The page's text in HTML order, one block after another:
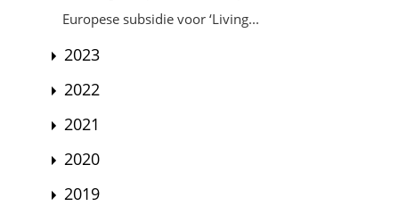
Europese subsidie voor ‘Living...
2023
2022
2021
2020
2019